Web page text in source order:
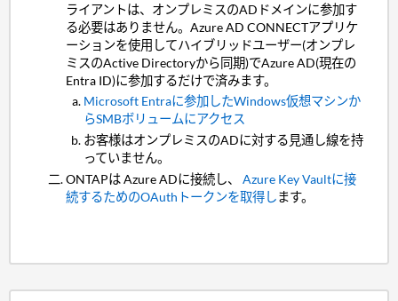
ライアントは、オンプレミスのADドメインに参加す
る必要はありません。Azure AD CONNECTアプリケ
ーションを使用してハイブリッドユーザー(オンプレ
ミスのActive Directoryから同期)でAzure AD(現在の
Entra ID)に参加するだけで済みます。
Microsoft Entraに参加したWindows仮想マシンか
らSMBボリュームにアクセス
お客様はオンプレミスのADに対する見通し線を持
っていません。
ONTAPは Azure ADに接続し、Azure Key Vaultに接
続するためのOAuthトークンを取得します。